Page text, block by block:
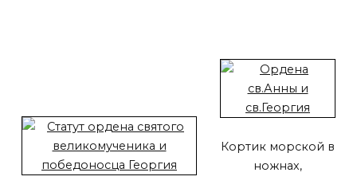
Кортик морской в
ножнах,